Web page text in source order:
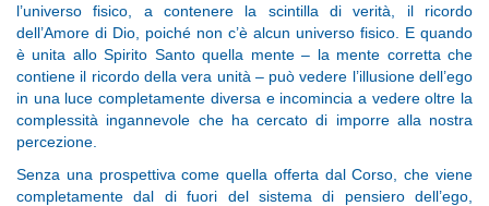
l’universo fisico, a contenere la scintilla di verità, il ricordo
dell’Amore di Dio, poiché non c’è alcun universo fisico. E quando
è unita allo Spirito Santo quella mente – la mente corretta che
contiene il ricordo della vera unità – può vedere l’illusione dell’ego
in una luce completamente diversa e incomincia a vedere oltre la
complessità ingannevole che ha cercato di imporre alla nostra
percezione.
Senza una prospettiva come quella offerta dal Corso, che viene
completamente dal di fuori del sistema di pensiero dell’ego,